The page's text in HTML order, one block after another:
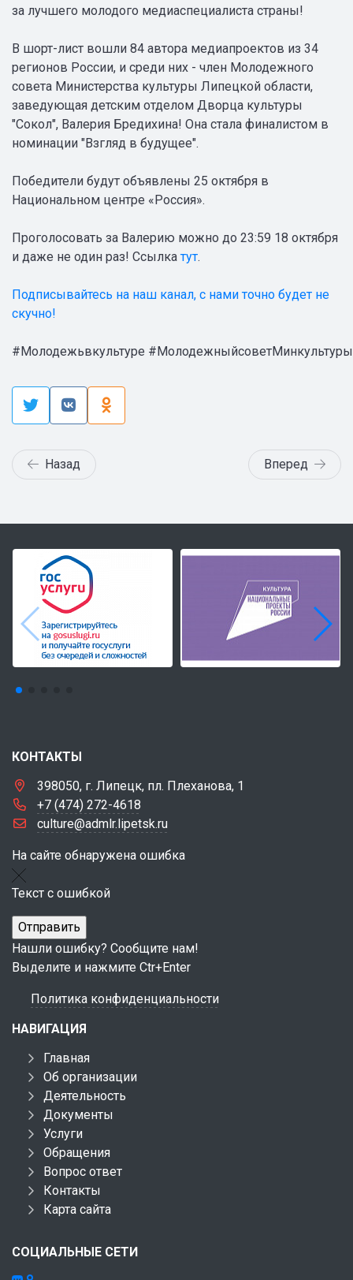
за лучшего молодого медиаспециалиста страны!
В шорт-лист вошли 84 автора медиапроектов из 34
регионов России, и среди них - член Молодежного
совета Министерства культуры Липецкой области,
заведующая детским отделом Дворца культуры
"Сокол", Валерия Бредихина! Она стала финалистом в
номинации "Взгляд в будущее".
Победители будут объявлены 25 октября в
Национальном центре «Россия».
Проголосовать за Валерию можно до 23:59 18 октября
и даже не один раз! Ссылка тут.
Подписывайтесь на наш канал, с нами точно будет не
скучно!
#Молодежьвкультуре
Назад Вперед
КОНТАКТЫ
398050, г. Липецк, пл. Плеханова, 1
+7 (474) 272-4618
culture@admlr.lipetsk.ru
На сайте обнаружена ошибка
Текст с ошибкой
Нашли ошибку? Сообщите нам!
Выделите и нажмите Ctr+Enter
Политика конфиденциальности
НАВИГАЦИЯ
Главная
Об организации
Деятельность
Документы
Услуги
Обращения
Вопрос ответ
Контакты
Карта сайта
СОЦИАЛЬНЫЕ СЕТИ